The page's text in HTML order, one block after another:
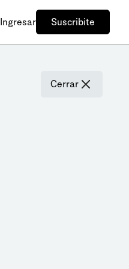
Ingresar Suscribite
Cerrar